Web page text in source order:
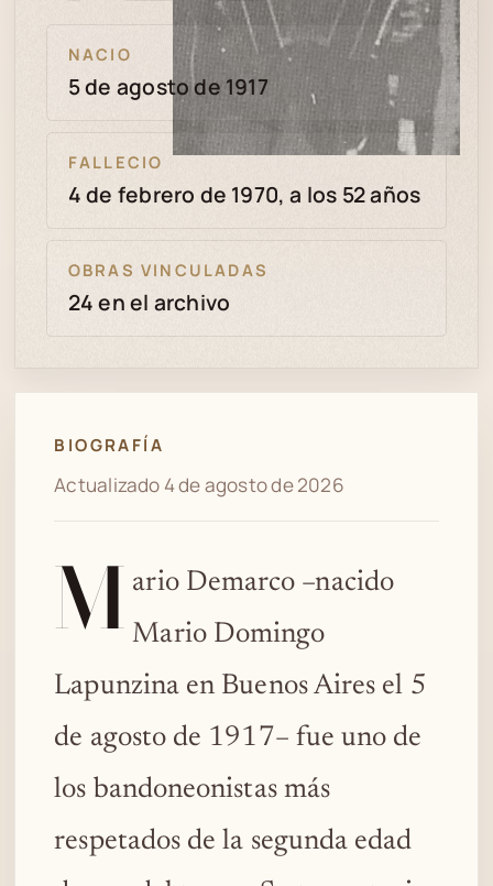
bien
revisión
NACIO
5 de agosto de 1917
FALLECIO
4 de febrero de 1970, a los 52 años
OBRAS VINCULADAS
24 en el archivo
BIOGRAFÍA
Actualizado 4 de agosto de 2026
M ario Demarco –nacido
Mario Domingo
Lapunzina en Buenos Aires el 5
de agosto de 1917– fue uno de
los bandoneonistas más
respetados de la segunda edad